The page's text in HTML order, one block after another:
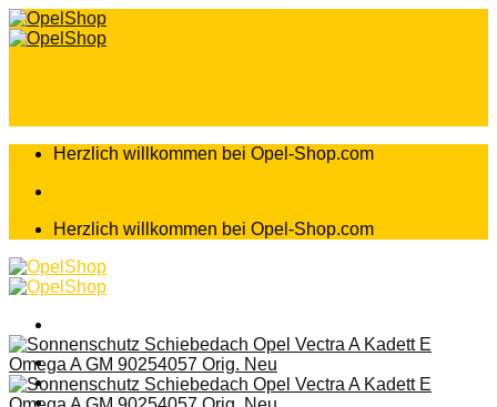
Zum
Inhalt
Herzlich willkommen bei Opel-Shop.com
Herzlich willkommen bei Opel-Shop.com
Home
Shop
Teileanfrage